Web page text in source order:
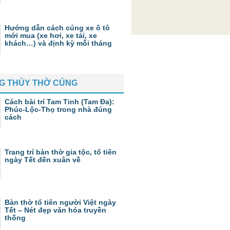
Hướng dẫn cách cúng xe ô tô
mới mua (xe hơi, xe tải, xe
khách…) và định kỳ mỗi tháng
THỦY THỜ CÚNG
Cách bài trí Tam Tinh (Tam Đa):
Phúc-Lộc-Thọ trong nhà đúng
cách
Trang trí bàn thờ gia tộc, tổ tiên
ngày Tết đến xuân về
Bàn thờ tổ tiên người Việt ngày
Tết – Nét đẹp văn hóa truyền
thống